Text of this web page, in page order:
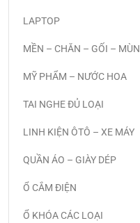
LAPTOP
MỀN – CHĂN – GỐI –
MỸ PHẨM – NƯỚC HOA
TAI NGHE ĐỦ LOẠI
LINH KIỆN ÔTÔ – XE MÁY
QUẦN ÁO – GIÀY DÉP
Ổ CẮM ĐIỆN
Ổ KHÓA CÁC LOẠI